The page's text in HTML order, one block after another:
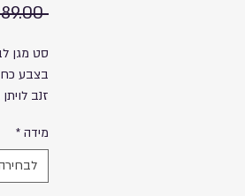
‏189.00 ‏₪
סט מגן
בצבע
זנב
מידה *